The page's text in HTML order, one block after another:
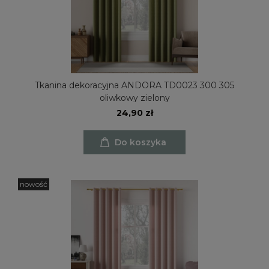
Tkanina dekoracyjna ANDORA TD0023 300 305
oliwkowy zielony
24,90 zł
Do koszyka
nowość